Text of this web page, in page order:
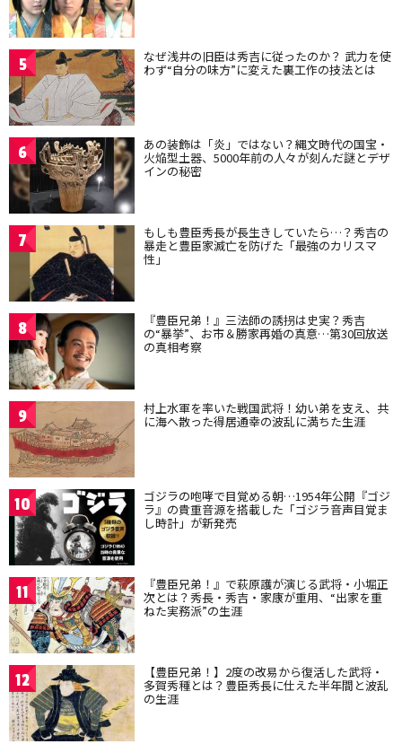
5 なぜ浅井の旧臣は秀吉に従ったのか？ 武力を使
わず“自分の味方”に変えた裏工作の技法とは
6 あの装飾は「炎」ではない？縄文時代の国宝・
火焔型土器、5000年前の人々が刻んだ謎とデザ
インの秘密
7 もしも豊臣秀長が長生きしていたら…？秀吉の
暴走と豊臣家滅亡を防げた「最強のカリスマ
性」
8 『豊臣兄弟！』三法師の誘拐は史実？秀吉
の“暴挙”、お市＆勝家再婚の真意…第30回放送
の真相考察
9 村上水軍を率いた戦国武将！幼い弟を支え、共
に海へ散った得居通幸の波乱に満ちた生涯
10 ゴジラの咆哮で目覚める朝…1954年公開『ゴジ
ラ』の貴重音源を搭載した「ゴジラ音声目覚ま
し時計」が新発売
11 『豊臣兄弟！』で萩原護が演じる武将・小堀正
次とは？秀長・秀吉・家康が重用、“出家を重
ねた実務派”の生涯
12 【豊臣兄弟！】2度の改易から復活した武将・
多賀秀種とは？豊臣秀長に仕えた半年間と波乱
の生涯